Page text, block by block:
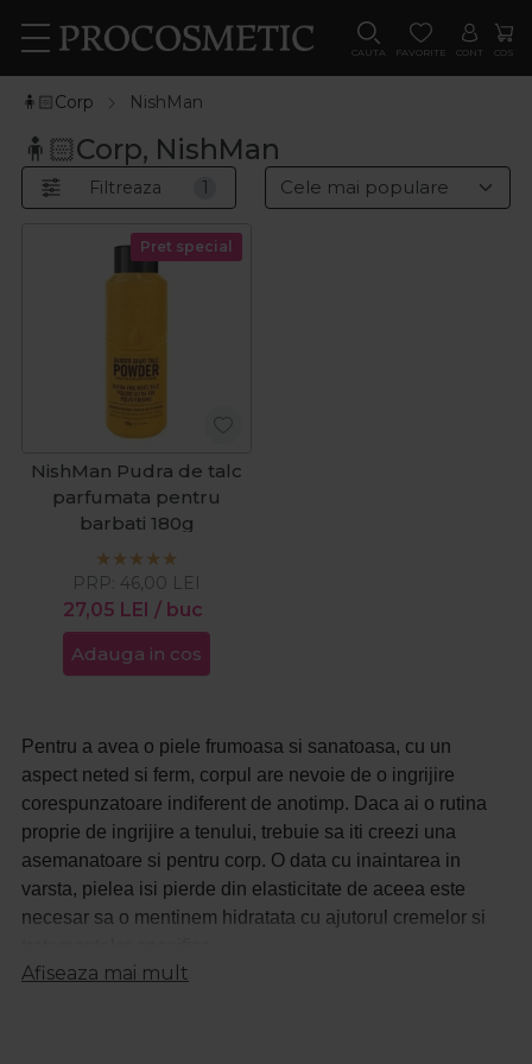
CAUTA FAVORITE CONT COS
🧍🏻Corp NishMan
🧍🏻Corp, NishMan
Filtreaza 1
Pret special
NishMan Pudra de talc
parfumata pentru
barbati 180g
27,05 LEI / buc
PRP: 46,00 LEI
Adauga in cos
Pentru a avea o piele frumoasa si sanatoasa, cu un
aspect neted si ferm, corpul are nevoie de o ingrijire
corespunzatoare indiferent de anotimp. Daca ai o rutina
proprie de ingrijire a tenului, trebuie sa iti creezi una
asemanatoare si pentru corp. O data cu inaintarea in
varsta, pielea isi pierde din elasticitate de aceea este
necesar sa o mentinem hidratata cu ajutorul cremelor si
Afiseaza mai mult